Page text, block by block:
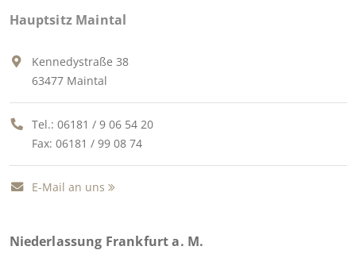
Hauptsitz Maintal
Kennedystraße 38
63477 Maintal
Tel.: 06181 / 9 06 54 20
Fax: 06181 / 99 08 74
E-Mail an uns
Niederlassung Frankfurt a. M.